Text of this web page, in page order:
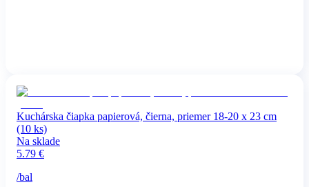
Kuchárska čiapka papierová, čierna, priemer 18-20 x 23 cm
(10 ks)
Na sklade
5.79 €
/bal